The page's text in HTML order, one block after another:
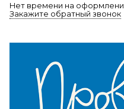
Нет времени на
Закажите обратный звонок